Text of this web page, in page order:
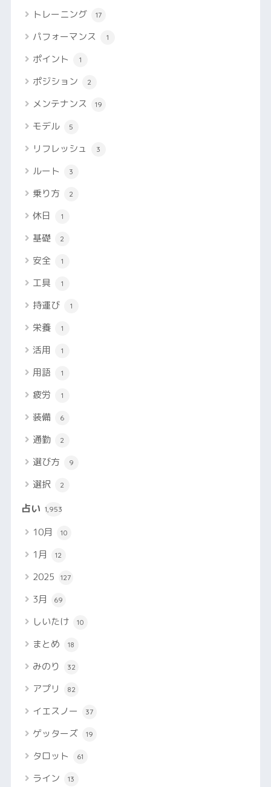
トレーニング 17
パフォーマンス 1
ポイント 1
ポジション 2
メンテナンス 19
モデル 5
リフレッシュ 3
ルート 3
乗り方 2
休日 1
基礎 2
安全 1
工具 1
持運び 1
栄養 1
活用 1
用語 1
疲労 1
装備 6
通勤 2
選び方 9
選択 2
占い 1,953
10月 10
1月 12
2025 127
3月 69
しいたけ 10
まとめ 18
みのり 32
アプリ 82
イエスノー 37
ゲッターズ 19
タロット 61
ライン 13